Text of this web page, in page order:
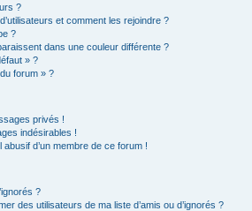
?
et comment les rejoindre ?
?
dans une couleur différente ?
» ?
forum » ?
privés !
indésirables !
d’un membre de ce forum !
?
des utilisateurs de ma liste d’amis ou d’ignorés ?